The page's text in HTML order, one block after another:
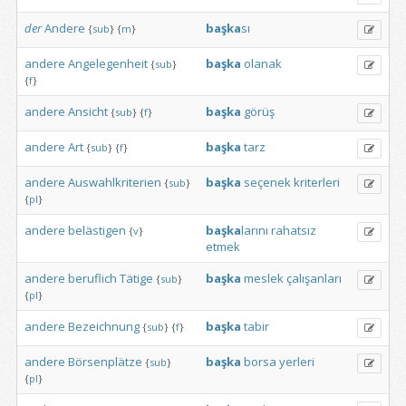
derAndere {sub} {m} başkası
andere Angelegenheit {sub}
{f}
başka olanak
andere Ansicht {sub} {f} başka görüş
andere Art {sub} {f} başka tarz
andere Auswahlkriterien {sub}
{pl}
başka seçenekkriterleri
andere belästigen {v} başkalarını rahatsız
etmek
andere beruflich Tätige {sub}
{pl}
başka meslek çalışanları
andere Bezeichnung {sub} {f} başka tabir
andere Börsenplätze {sub}
{pl}
başka borsa yerleri